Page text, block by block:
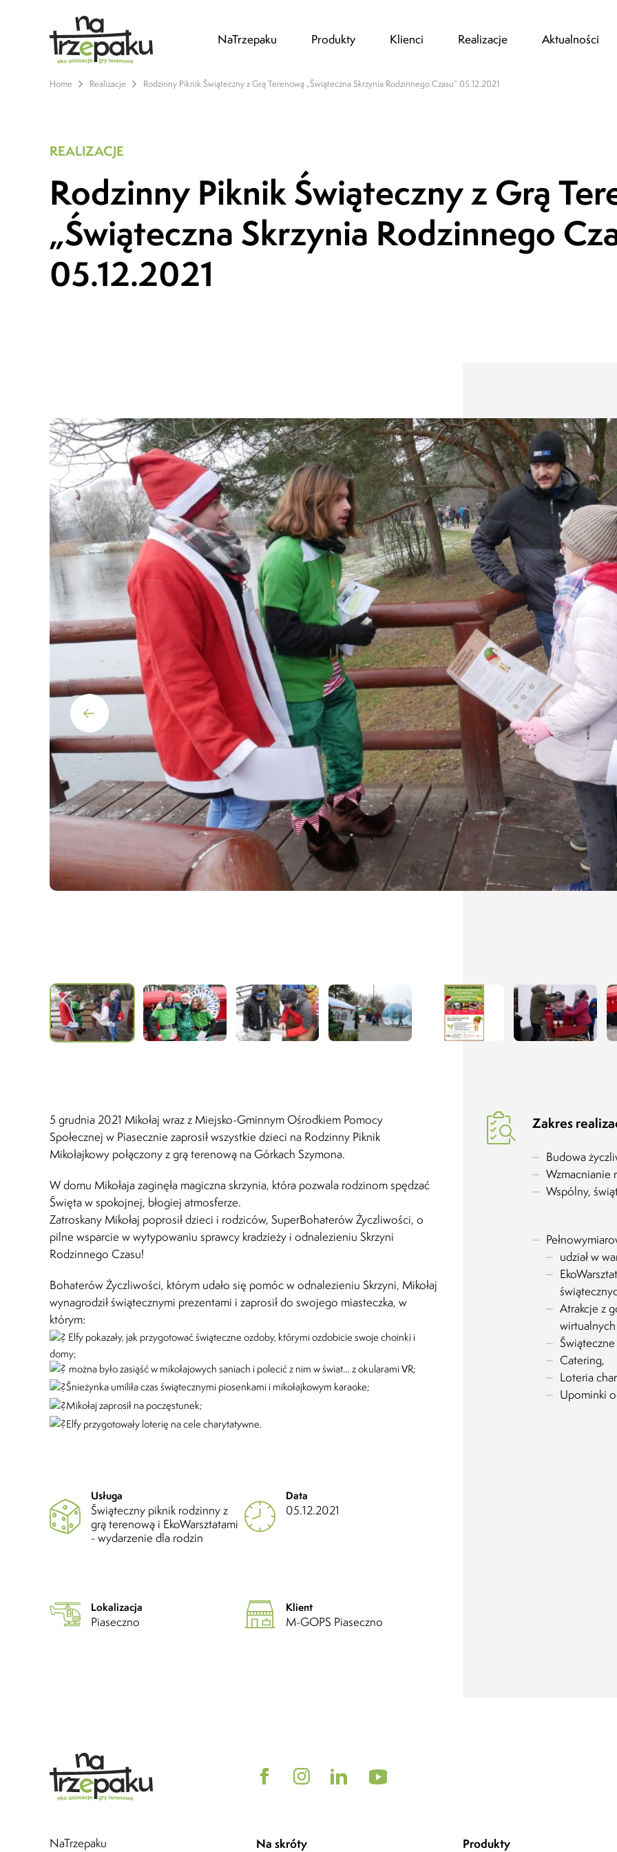
NaTrzepaku Produkty Klienci Realizacje Aktualności
Super sprawa bardzo dziękujemy z
świetną zabawę...My mówimy Stop Hejt?
Agnieszka Krzaczek,
Home Realizacje Rodzinny Piknik Świąteczny z Grą Terenową „Świąteczna Skrzynia Rodzinnego Czasu” 05.12.2021
REALIZACJE
Rodzinny Piknik Świąteczny z Grą
„Świąteczna Skrzynia Rodzinnego
05.12.2021
5 grudnia 2021 Mikołaj wraz z Miejsko-Gminnym Ośrodkiem Pomocy
Społecznej w Piasecznie zaprosił wszystkie dzieci na Rodzinny Piknik
Mikołajkowy połączony z grą terenową na Górkach Szymona.
W domu Mikołaja zaginęła magiczna skrzynia, która pozwala rodzinom spędzać
Święta w spokojnej, błogiej atmosferze.
Zatroskany Mikołaj poprosił dzieci i rodziców, SuperBohaterów Życzliwości, o
pilne wsparcie w wytypowaniu sprawcy kradzieży i odnalezieniu Skrzyni
Rodzinnego Czasu!
Bohaterów Życzliwości, którym udało się pomóc w odnalezieniu Skrzyni, Mikołaj
wynagrodził świątecznymi prezentami i zaprosił do swojego miasteczka, w
którym:
Elfy pokazały, jak przygotować świąteczne ozdoby, którymi ozdobicie swoje choinki i
domy;
można było zasiąść w mikołajowych saniach i polecić z nim w świat… z okularami VR;
Śnieżynka umiliła czas świątecznymi piosenkami i mikołajkowym karaoke;
Mikołaj zaprosił na poczęstunek;
Elfy przygotowały loterię na cele charytatywne.
Usługa
Świąteczny piknik rodzinny z
grą terenową i EkoWarsztatami
- wydarzenie dla rodzin
Data
05.12.2021
Lokalizacja
Piaseczno
Klient
M-GOPS Piaseczno
Zakres
Budowa
Wzmacnianie
Wspólny,
udział w
Atrakcje z
Świąteczne
Catering,
Loteria
Upominki
NaTrzepaku Na skróty Produkty